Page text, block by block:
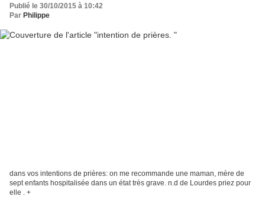
Publié le 30/10/2015 à 10:42
Par Philippe
dans vos intentions de prières: on me recommande une maman, mère de
sept enfants hospitalisée dans un état très grave. n.d de Lourdes priez pour
elle . +